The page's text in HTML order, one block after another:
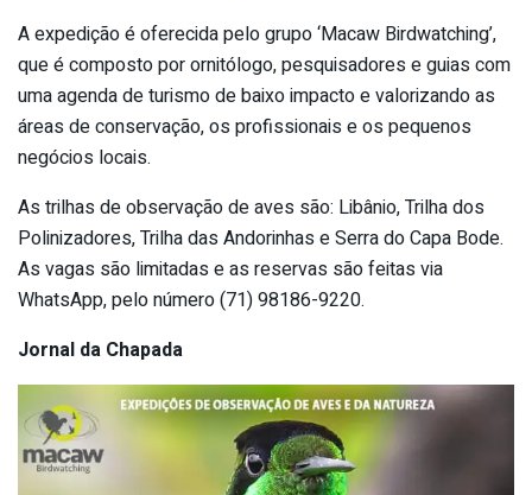
A expedição é oferecida pelo grupo ‘Macaw Birdwatching’,
que é composto por ornitólogo, pesquisadores e guias com
uma agenda de turismo de baixo impacto e valorizando as
áreas de conservação, os profissionais e os pequenos
negócios locais.
As trilhas de observação de aves são: Libânio, Trilha dos
Polinizadores, Trilha das Andorinhas e Serra do Capa Bode.
As vagas são limitadas e as reservas são feitas via
WhatsApp, pelo número (71) 98186-9220.
Jornal da Chapada